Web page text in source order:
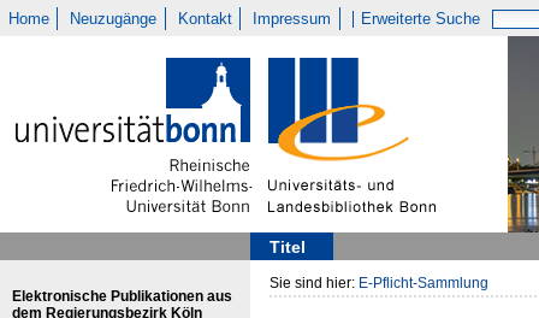
Home Neuzugänge Kontakt Impressum Erweiterte Suche
Titel
Elektronische Publikationen aus
dem Regierungsbezirk Köln
Sie sind hier: E-Pflicht-Sammlung